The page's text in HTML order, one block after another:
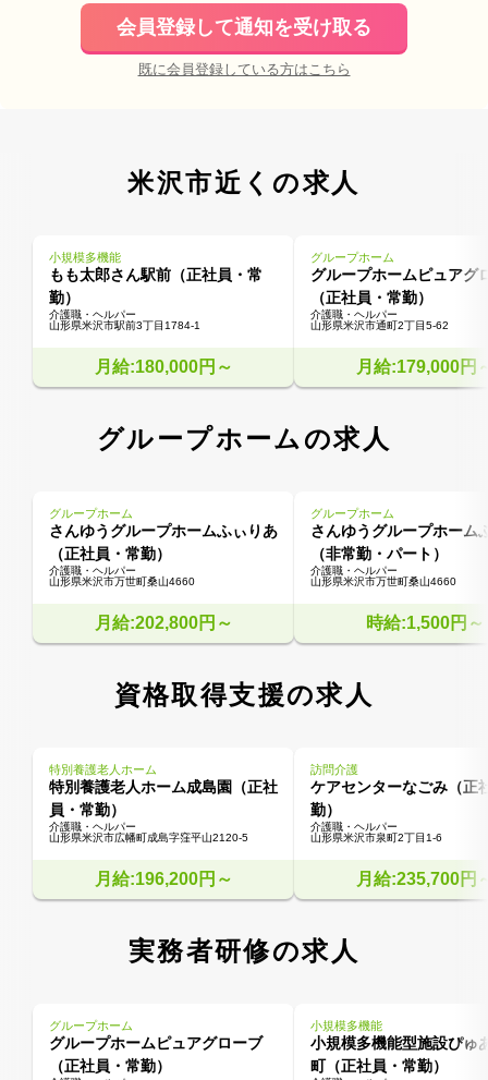
会員登録して通知を受け取る
既に会員登録している方はこちら
米沢市近くの求人
小規模多機能
もも太郎さん駅前（正社員・常
勤）
介護職・ヘルパー
山形県米沢市駅前3丁目1784-1
月給:180,000円～
グループホーム
グループホームピュアグ
（正社員・常勤）
介護職・ヘルパー
山形県米沢市通町2丁目5-62
月給:179,000円
グループホームの求人
グループホーム
さんゆうグループホームふぃりあ
（正社員・常勤）
介護職・ヘルパー
山形県米沢市万世町桑山4660
月給:202,800円～
グループホーム
さんゆうグループホーム
（非常勤・パート）
介護職・ヘルパー
山形県米沢市万世町桑山4660
時給:1,500円～
資格取得支援の求人
特別養護老人ホーム
特別養護老人ホーム成島園（正社
員・常勤）
介護職・ヘルパー
山形県米沢市広幡町成島字窪平山2120-5
月給:196,200円～
訪問介護
ケアセンターなごみ（正
勤）
介護職・ヘルパー
山形県米沢市泉町2丁目1-6
月給:235,700円
実務者研修の求人
グループホーム
グループホームピュアグローブ
（正社員・常勤）
小規模多機能
小規模多機能型施設ぴゅ
町（正社員・常勤）